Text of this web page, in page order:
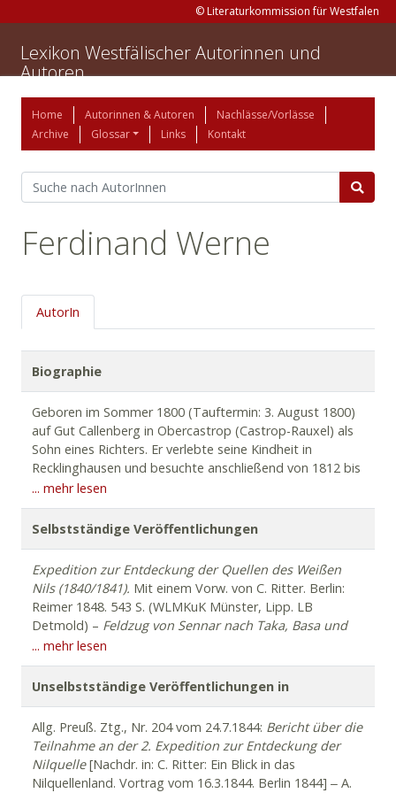
© Literaturkommission für Westfalen
Lexikon Westfälischer Autorinnen und
Autoren
Home Autorinnen & Autoren
Nachlässe/Vorlässe
Archive
Glossar Links Kontakt
Ferdinand Werne
AutorIn
Biographie
Geboren im Sommer 1800 (Tauftermin: 3. August 1800)
auf Gut Callenberg in Obercastrop (Castrop-Rauxel) als
Sohn eines Richters. Er verlebte seine Kindheit in
Recklinghausen und besuchte anschließend von 1812 bis
1819 das Gymnasium Paulinum in Münster. 1819 Beginn
des Jurastudiums in Bonn. Gründungsmitglied der
Studentenverbindung „Corps Guestphalia“. 1822 brach
Werne sein Studium ab, da er sich für den Freiheitskampf
der Griechen gegen die Türken begeisterte; 1822/1823
ging er deshalb für einige Zeit nach Griechenland, um
aktiv an den Kämpfen gegen die Türken teilzunehmen. Er
verweilte u.a. in Tripolizza und Argos. 1823 Rückkehr
nach Deutschland, wo er vom frühen Tod seines Vaters
erfuhr. Werne nahm nun sein Jurastudium wieder auf und
Referendar bei verschiedenen Gerichtsbehörden tätig.
Gegen Ende der 1820er Jahre zudem Studium der
Geographie/Naturwissenschaften, u.a. in Heidelberg.
1829 starb seine Mutter. Im Frühjahr 1830 begann er zu
reisen. 1836/1837 hielt Werne sich während der Zeit der
großen Pest in Konstantinopel auf, wo er vermutlich im
... mehr lesen
Selbstständige Veröffentlichungen
Expedition zur Entdeckung der Quellen des Weißen
Nils (1840/1841). Mit einem Vorw. von C. Ritter. Berlin:
Reimer 1848. 543 S. (WLMKuK Münster, Lipp. LB
Detmold) – Feldzug von Sennar nach Taka, Basa und
Beni-Amer mit
Bellad-Sudan.Stuttgart: zu Guttenberg 1851. 272 S.;
Neuaufl. 1860 u.d.T.:Beitrag zur Kunde des Innern von
Afrika. Die Völker Ost-Sudans und der Feldzug der
Türken von Sennaar nach Taka, Basa und Beni-Amer
–
Reise durch Sennaar nach Mandera, Nasub, Cheli im
Lande zwischen dem blauen Nil und dem Atbara.
Berlin: Duncker 1852. 125 S.
... mehr lesen
Unselbstständige Veröffentlichungen in
Allg. Preuß. Ztg., Nr. 204 vom 24.7.1844: Bericht über die
Teilnahme an der 2. Expedition zur Entdeckung der
Nilquelle[Nachdr. in: C. Ritter: Ein Blick in das
Nilquellenland. Vortrag vom 16.3.1844. Berlin 1844] ‒ A.